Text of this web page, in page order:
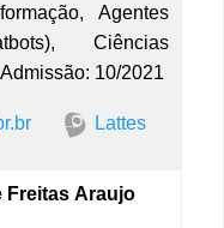
Agentes
Ciências
10/2021
Lattes
Freitas Araujo